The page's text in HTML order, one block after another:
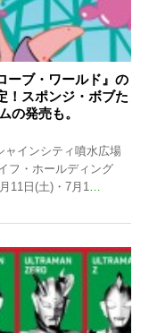
ーブ・ワールド』の
！スポンジ・ボブた
の発売も。
ャインシティ噴水広場
フ・ホールディング
11日(土)・7月1…